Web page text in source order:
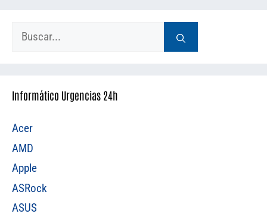
Informático Urgencias 24h
Acer
AMD
Apple
ASRock
ASUS